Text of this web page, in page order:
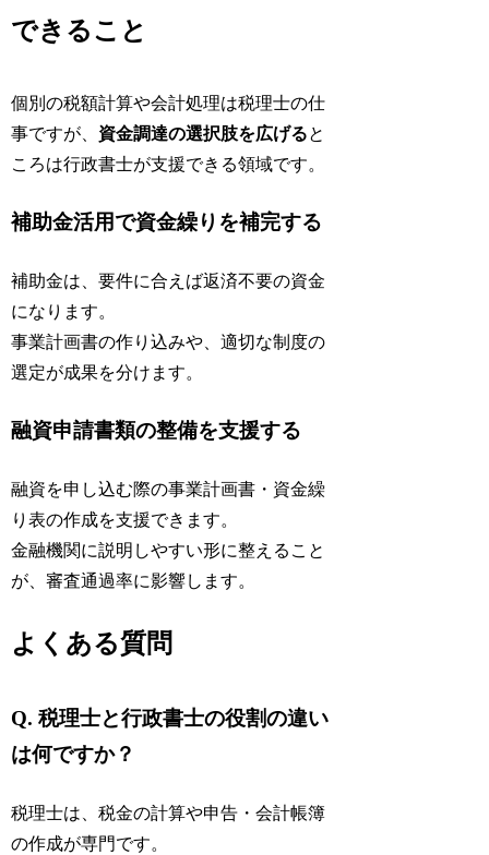
できること
個別の税額計算や会計処理は税理士の仕
事ですが、 資金調達の選択肢を広げると
ころは行政書士が支援できる領域です。
補助金活用で資金繰りを補完する
補助金は、要件に合えば返済不要の資金
になります。
事業計画書の作り込みや、適切な制度の
選定が成果を分けます。
融資申請書類の整備を支援する
融資を申し込む際の事業計画書・資金繰
り表の作成を支援できます。
金融機関に説明しやすい形に整えること
が、審査通過率に影響します。
よくある質問
Q. 税理士と行政書士の役割の違い
は何ですか？
税理士は、税金の計算や申告・会計帳簿
の作成が専門です。